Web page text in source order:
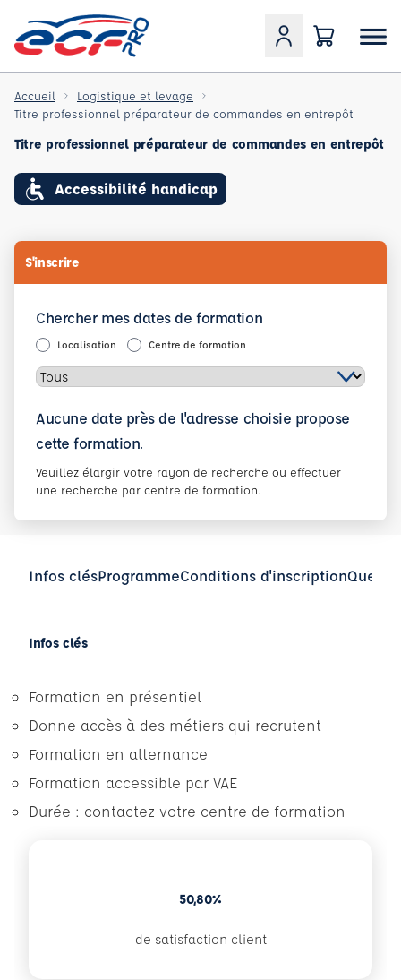
Accueil
Logistique et levage
Titre professionnel préparateur de commandes en entrepôt
Titre professionnel préparateur de commandes en entrepôt
Accessibilité handicap
S'inscrire
Chercher mes dates de formation
Localisation Centre de formation
Aucune date près de l'adresse choisie propose
cette formation.
Veuillez élargir votre rayon de recherche ou effectuer
une recherche par centre de formation.
Infos clésProgrammeConditions d'inscription
Infos clés
Formation en présentiel
Donne accès à des métiers qui recrutent
Formation en alternance
Formation accessible par VAE
Durée : contactez votre centre de formation
50,80%
de satisfaction client